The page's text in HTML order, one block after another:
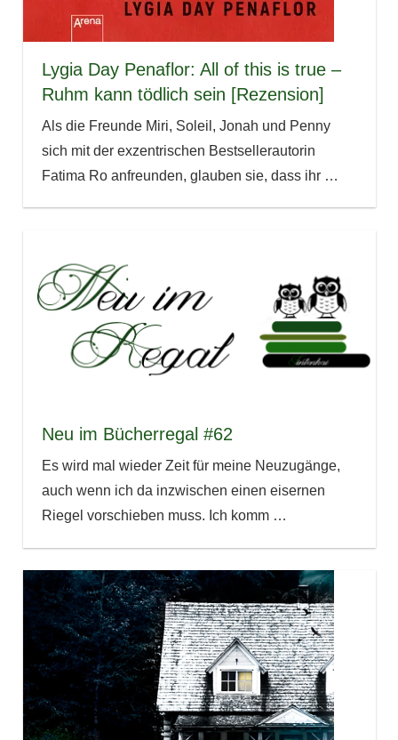
Lygia Day Penaflor: All of this is true –
Ruhm kann tödlich sein [Rezension]
Als die Freunde Miri, Soleil, Jonah und Penny
sich mit der exzentrischen Bestsellerautorin
Fatima Ro anfreunden, glauben sie, dass ihr …
Neu im Bücherregal #62
Es wird mal wieder Zeit für meine Neuzugänge,
auch wenn ich da inzwischen einen eisernen
Riegel vorschieben muss. Ich komm …